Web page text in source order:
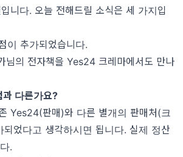
니다. 오늘 전해드릴 소식은 세 가지입
이 추가되었습니다.
님의 전자책을 Yes24 크레마에서도 만나
과 다른가요?
Yes24(판매)와 다른 별개의 판매처 (크
되었다고 생각하시면 됩니다. 실제 정산
.